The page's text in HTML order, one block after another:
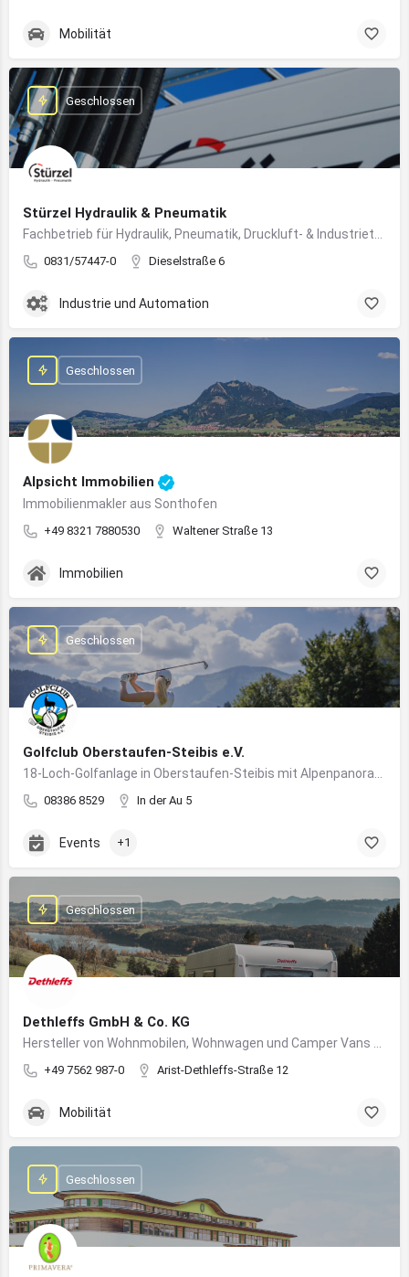
Mobilität
Stürzel Hydraulik & Pneumatik
0831/57447-0 Dieselstraße 6
Geschlossen
Industrie und Automation
Alpsicht Immobilien
Immobilienmakler aus Sonthofen
+49 8321 7880530 Waltener Straße 13
Geschlossen
Immobilien
Golfclub Oberstaufen-Steibis e.V.
08386 8529 In der Au 5
Geschlossen
Events +1
Dethleffs GmbH & Co. KG
+49 7562 987-0 Arist-Dethleffs-Straße 12
Geschlossen
Mobilität
Geschlossen